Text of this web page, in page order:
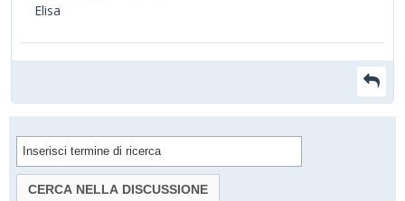
Elisa